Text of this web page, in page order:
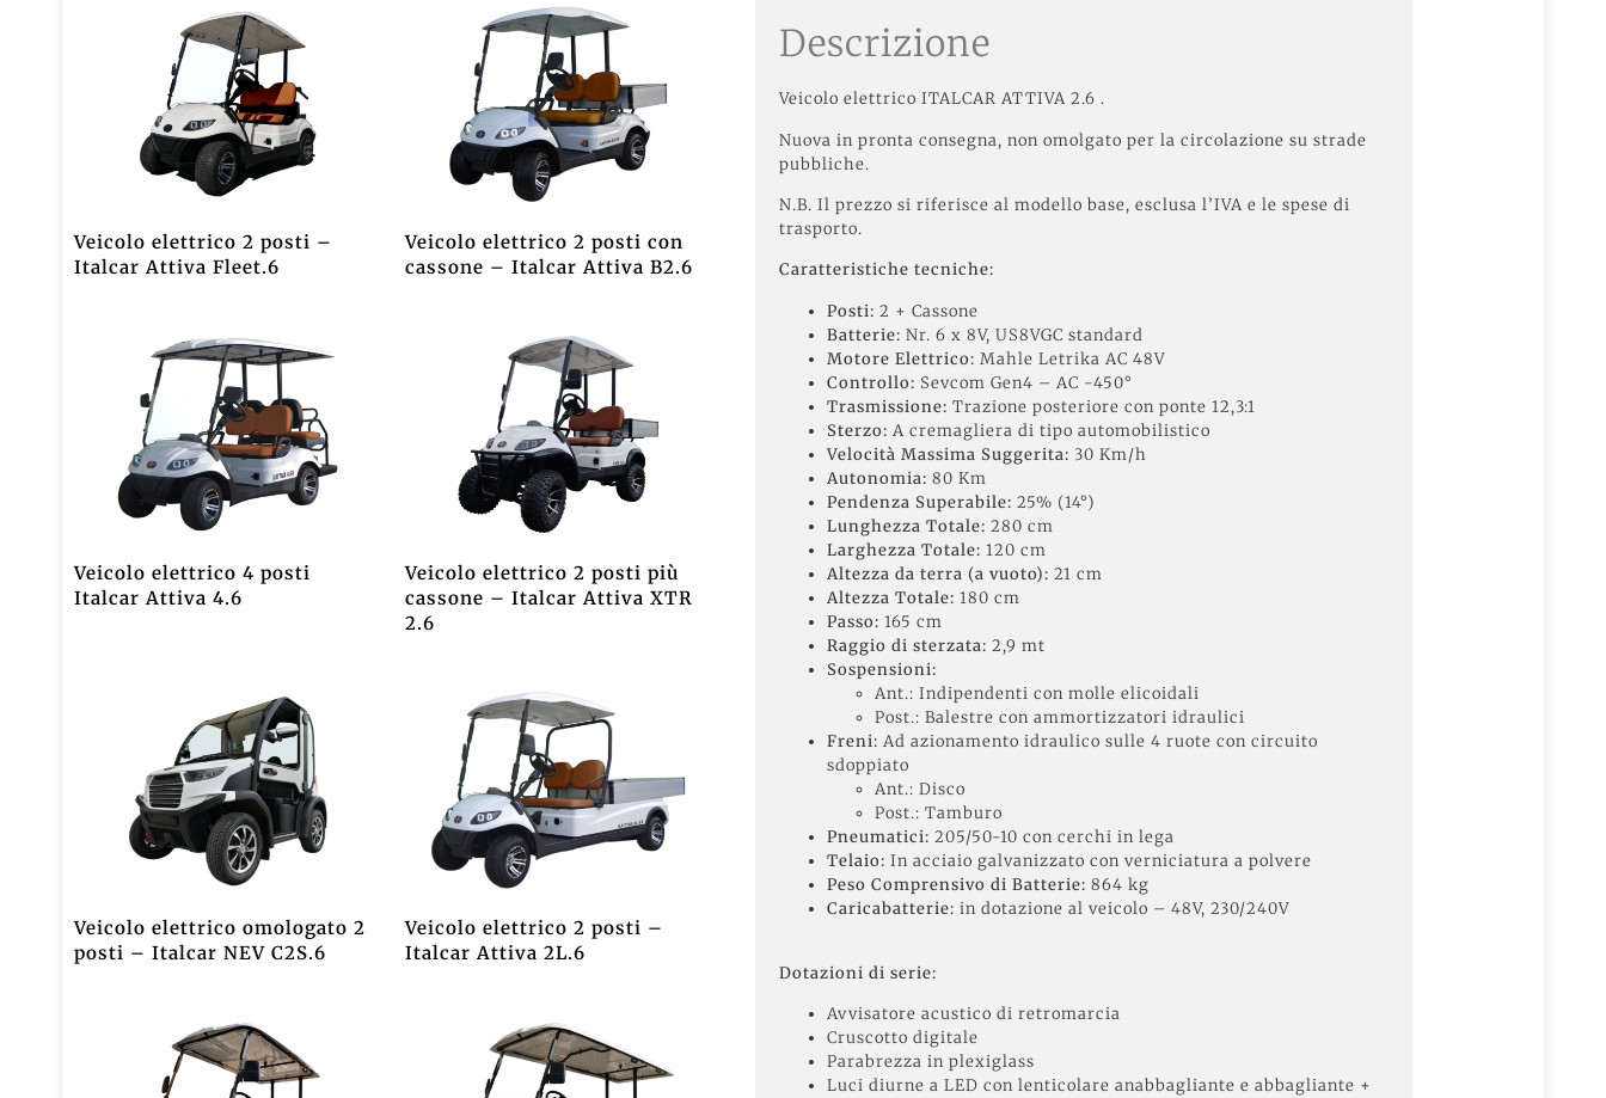
Veicolo elettrico 2 posti –
Italcar Attiva Fleet.6
Veicolo elettrico 2 posti con
cassone – Italcar Attiva B2.6
Veicolo elettrico 4 posti
Italcar Attiva 4.6
Veicolo elettrico 2 posti più
cassone – Italcar Attiva XTR
2.6
Veicolo elettrico omologato 2
posti – Italcar NEV C2S.6
Veicolo elettrico 2 posti –
Italcar Attiva 2L.6
Descrizione
Veicolo elettrico ITALCAR ATTIVA 2.6 .
Nuova in pronta consegna, non omolgato per la circolazione su strade
pubbliche.
N.B. Il prezzo si riferisce al modello base, esclusa l’IVA e le spese di
trasporto.
Caratteristiche tecniche:
Posti: 2 + Cassone
Batterie: Nr. 6 x 8V, US8VGC standard
Motore Elettrico: Mahle Letrika AC 48V
Controllo: Sevcom Gen4 – AC -450°
Trasmissione: Trazione posteriore con ponte 12,3:1
Sterzo: A cremagliera di tipo automobilistico
Velocità Massima Suggerita: 30 Km/h
Autonomia: 80 Km
Pendenza Superabile: 25% (14°)
Lunghezza Totale: 280 cm
Larghezza Totale: 120 cm
Altezza da terra (a vuoto): 21 cm
Altezza Totale: 180 cm
Passo: 165 cm
Raggio di sterzata: 2,9 mt
Sospensioni:
Ant.: Indipendenti con molle elicoidali
Post.: Balestre con ammortizzatori idraulici
Freni: Ad azionamento idraulico sulle 4 ruote con circuito
sdoppiato
Ant.: Disco
Post.: Tamburo
Pneumatici: 205/50-10 con cerchi in lega
Telaio: In acciaio galvanizzato con verniciatura a polvere
Peso Comprensivo di Batterie: 864 kg
Caricabatterie: in dotazione al veicolo – 48V, 230/240V
Dotazioni di serie:
Avvisatore acustico di retromarcia
Cruscotto digitale
Parabrezza in plexiglass
Luci diurne a LED con lenticolare anabbagliante e abbagliante +